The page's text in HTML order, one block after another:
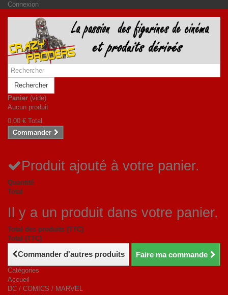
Connexion
Rechercher
Panier (vide)
Aucun produit
0,00 € Total
Commander
Produit ajouté à votre panier.
Quantité
Total
Il y a un produit dans votre panier.
Total des produits (TTC)
Total (TTC)
Commander d'autres produits Faire ma commande
Catégories
Accueil
DC / COMICS / MARVEL